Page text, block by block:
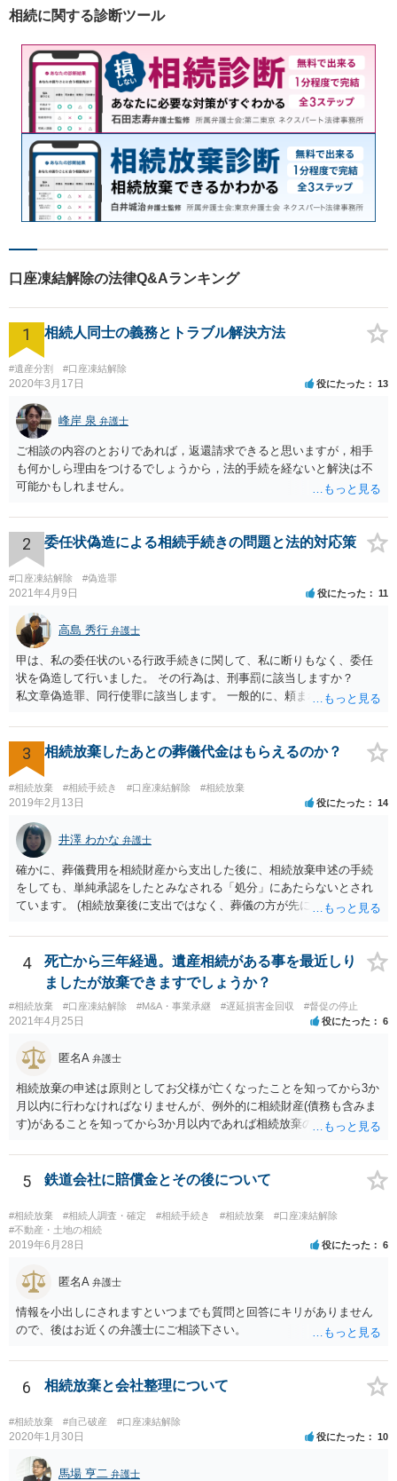
ださい。
相続に関する診断ツール
口座凍結解除の法律Q&Aランキング
1 相続人同士の義務とトラブル解決方法
#遺産分割 #口座凍結解除
2020年3月17日 役にたった 13
峰岸 泉 弁護士
ご相談の内容のとおりであれば，返還請求できると思いますが，相手
も何かしら理由をつけるでしょうから，法的手続を経ないと解決は不
可能かもしれません。
2 委任状偽造による相続手続きの問題と法的対応策
#口座凍結解除 #偽造罪
2021年4月9日 役にたった 11
高島 秀行 弁護士
甲は、私の委任状のいる行政手続きに関して、私に断りもなく、委任
状を偽造して行いました。 その行為は、刑事罰に該当しますか？
私文章偽造罪、同行使罪に該当します。 一般的に、頼まれた（委任さ
か？ 委任状を偽造して使用することはまでは依頼の範囲ではない
ので できないと思います。
3 相続放棄したあとの葬儀代金はもらえるのか？
#相続放棄 #相続手続き #口座凍結解除 #相続放棄
2019年2月13日 役にたった 14
井澤 わかな 弁護士
確かに、葬儀費用を相続財産から支出した後に、相続放棄申述の手続
をしても、単純承認をしたとみなされる「処分」にあたらないとされ
ています。 (相続放棄後に支出ではなく、葬儀の方が先に来るのが通常
述の手続ということだと思いますが) ただ、葬儀費用ならいくらでもよ
いということではなく、身分相応の、社会的儀式として当然認められ
る程度の金額に留まると考えた方がよいです。 もし、相続人の皆さん
に葬儀費用を支出する経済力がなく、質素な葬儀を行った費用であれ
ば相続財産から支出しても単純承認と認められない可能性が高いの
で、相続放棄申述が受理される可能性も高いと思います。
4
死亡から三年経過。遺産相続がある事を最近しり
ましたが放棄できますでしょうか？
#相続放棄 #口座凍結解除 #M&A・事業承継 #遅延損害金回収 #督促の停止
2021年4月25日 役にたった 6
匿名A 弁護士
相続放棄の申述は原則としてお父様が亡くなったことを知ってから3か
月以内に行わなければなりませんが、例外的に相続財産(債務も含みま
す)があることを知ってから3か月以内であれば相続放棄の申述が認め
したら、早急に家裁に行って相続放棄の申述をしたい旨告げて必要な
書類を提出されることをおすすめいたします。 なお、お父様の債務が
他にもあるかもしれないというリスクを考えますと、相続放棄の申述
にあたっては、法テラスの無料相談等を利用して弁護士に相談するこ
とも十分考えられるかと存じます。また、ご記載いただいた事実関係
を拝見するかぎり、再婚相手のかたは既に相続放棄をされている可能
5 鉄道会社に賠償金とその後について
#相続放棄 #相続人調査・確定 #相続手続き #相続放棄
#口座凍結解除
#不動産・土地の相続
2019年6月28日 役にたった 6
匿名A 弁護士
情報を小出しにされますといつまでも質問と回答にキリがありません
ので、後はお近くの弁護士にご相談下さい。
6 相続放棄と会社整理について
#相続放棄 #自己破産 #口座凍結解除
2020年1月30日 役にたった 10
馬場 亨二 弁護士